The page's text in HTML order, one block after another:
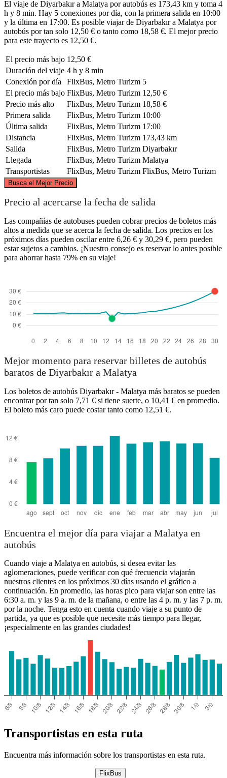
El viaje de Diyarbakır a Malatya por autobús es 173,43 km y toma 4
h y 8 min. Hay 5 conexiones por día, con la primera salida en 10:00
y la última en 17:00. Es posible viajar de Diyarbakır a Malatya por
autobús por tan solo 12,50 € o tanto como 18,58 €. El mejor precio
para este trayecto es 12,50 €.
El precio más bajo 12,50 €
Duración del viaje 4 h y 8 min
Conexión por día
FlixBus, Metro Turizm 5
El precio más bajo FlixBus, Metro Turizm 12,50 €
Precio más alto
FlixBus, Metro Turizm 18,58 €
Primera salida
FlixBus, Metro Turizm 10:00
Última salida
FlixBus, Metro Turizm 17:00
Distancia
FlixBus, Metro Turizm 173,43 km
Salida
FlixBus, Metro Turizm Diyarbakır
Llegada
FlixBus, Metro Turizm Malatya
Transportistas
FlixBus, Metro Turizm FlixBus, Metro Turizm
Busca el Mejor Precio
Malatya
©CARTO, © OpenStreetMapcontributors
Precio al acercarse la fecha de salida
Las compañías de autobuses pueden cobrar precios de boletos más
altos a medida que se acerca la fecha de salida. Los precios en los
próximos días pueden oscilar entre 6,26 € y 30,29 €, pero pueden
estar sujetos a cambios. ¡Nuestro consejo es reservar lo antes posible
para ahorrar hasta 79% en su viaje!
Mejor momento para reservar billetes de autobús
baratos de Diyarbakır a Malatya
Los boletos de autobús Diyarbakır - Malatya más baratos se pueden
encontrar por tan solo 7,71 € si tiene suerte, o 10,41 € en promedio.
El boleto más caro puede costar tanto como 12,51 €.
Encuentra el mejor día para viajar a Malatya en
autobús
Cuando viaje a Malatya en autobús, si desea evitar las
aglomeraciones, puede verificar con qué frecuencia viajarán
nuestros clientes en los próximos 30 días usando el gráfico a
continuación. En promedio, las horas pico para viajar son entre las
6:30 a. m. y las 9 a. m. de la mañana, o entre las 4 p. m. y las 7 p. m.
por la noche. Tenga esto en cuenta cuando viaje a su punto de
partida, ya que es posible que necesite más tiempo para llegar,
¡especialmente en las grandes ciudades!
Transportistas en esta ruta
Encuentra más información sobre los transportistas en esta ruta.
FlixBus